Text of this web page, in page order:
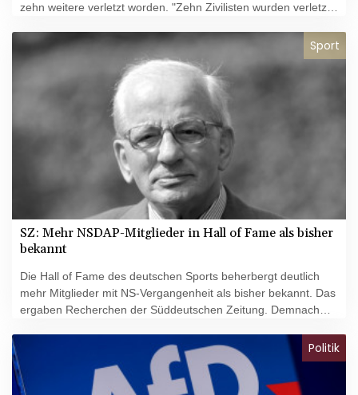
zehn weitere verletzt worden. "Zehn Zivilisten wurden verletzt,
Mitglied unserer territorialen Selbstverteidigung starb heute",
schrieb der Gouverneur der Region Belgorod, Wjatscheslaw
Gladkow, am Dienstag im Onlinedienst Telegram. Zuvor hatte
das russische Verteidigungsministerium erklärt, dass die
Angriffe zurückgeschlagen worden seien.
Sport
SZ: Mehr NSDAP-Mitglieder in Hall of Fame als bisher
bekannt
Die Hall of Fame des deutschen Sports beherbergt deutlich
mehr Mitglieder mit NS-Vergangenheit als bisher bekannt. Das
ergaben Recherchen der Süddeutschen Zeitung. Demnach
Ruhmeshalle aufgenommenen Persönlichkeiten Mitglied in der
NSDAP, sondern 15. Das berichtet die SZ in ihrer
Mittwochausgabe.
Politik